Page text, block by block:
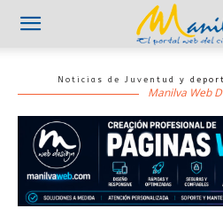
Noticias de Juventud y
Manilva Web